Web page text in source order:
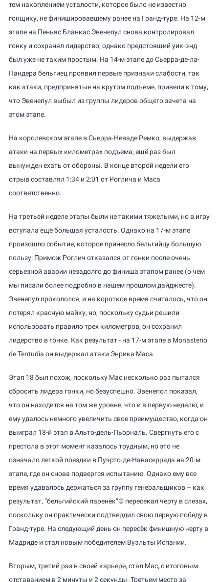
тем накоплением усталости, которое было не известно
гонщику, не финишировавшему ранее на Гранд-туре. На 12-м
этапе на Пеньяс Бланкас Эвенепул снова контролировал
гонку и сохранял лидерство, однако предстоящий уик-энд
был уже не таким простым. На 14-м этапе до Сьерра-де-ла-
Пандера бельгиец проявил первые признаки слабости, так
как атаки, предпринятые на крутом подъеме, привели к тому,
что Эвенепул выбыл из группы лидеров общего зачета на
этом этапе.
На королевском этапе в Сьерра-Неваде Ремко, выдержав
атаки на первых километрах подъема, ещё раз был
вынужден ехать от обороны. В конце второй недели его
отрыв составлял 1:34 и 2:01 от Роглича и Маса
соответственно.
На третьей неделе этапы были не такими тяжелыми, но в игру
вступала ещё большая усталость. Однако на 17-м этапе
произошло событие, которое принесло бельгийцу большую
пользу: Примож Роглич отказался от гонки после очень
серьезной аварии незадолго до финиша этапом ранее (о чем
мы писали более подробно в нашем прошлом дайджесте).
Эвенепул прокололся, и на короткое время считалось, что он
потерял красную майку, но, поскольку судьи решили
использовать правило трех километров, он сохранил
лидерство в гонке. Как результат - на 17-м этапе в Monasterio
de Tentudía он выдержал атаки Энрика Маса.
Этап 18 был похож, поскольку Мас несколько раз пытался
сбросить лидера гонки, но безуспешно. Эвенепол показал,
что он находится на том же уровне, что и в первую неделю, и
ему удалось немного увеличить свое преимущество, когда он
выиграл 18-й этап в Альто-дель-Пьорналь. Свергнуть его с
престола в этот момент казалось трудным, но это не
означало легкой поездки в Пуэрто-де-Навасеррада на 20-м
этапе, где он снова подвергся испытанию. Однако ему все
время удавалось держаться за группу генеральщиков – как
результат, “бельгийский паренёк”© пересекал черту в слезах,
поскольку он практически подтвердил свою первую победу в
Гранд-туре. На следующий день он пересёк финишную черту в
Мадриде и стал новым победителем Вуэльты Испании.
Вторым, третий раз в своей карьере, стал Мас, с итоговым
отставанием в 2 минуты и 2 секунды. Третьем место за